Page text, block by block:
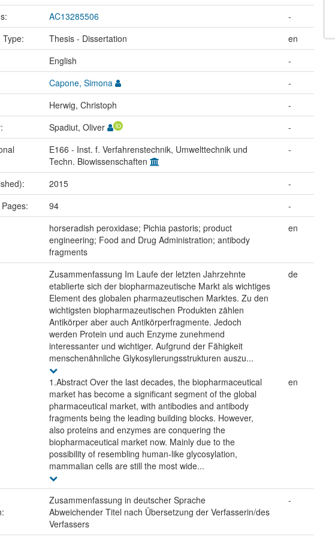
AC13285506
-
Type:
Thesis - Dissertation
en
English
-
Capone, Simona
-
Herwig, Christoph
-
Spadiut, Oliver
-
E166 - Inst. f. Verfahrenstechnik, Umwelttechnik und
Techn. Biowissenschaften
-
2015
-
94
-
horseradish peroxidase; Pichia pastoris; product
engineering; Food and Drug Administration; antibody
fragments
en
Zusammenfassung Im Laufe der letzten Jahrzehnte
etablierte sich der biopharmazeutische Markt als wichtiges
Element des globalen pharmazeutischen Marktes. Zu den
wichtigsten biopharmazeutischen Produkten zählen
Antikörper aber auch Antikörperfragmente. Jedoch
werden Protein und auch Enzyme zunehmend
interessanter und wichtiger. Aufgrund der Fähigkeit
menschenähnliche Glykosylierungsstrukturen auszu...
de
1.Abstract Over the last decades, the biopharmaceutical
market has become a significant segment of the global
pharmaceutical market, with antibodies and antibody
fragments being the leading building blocks. However,
also proteins and enzymes are conquering the
biopharmaceutical market now. Mainly due to the
possibility of resembling human-like glycosylation,
mammalian cells are still the most wide...
en
Zusammenfassung in deutscher Sprache
Abweichender Titel nach Übersetzung der Verfasserin/des
Verfassers
-